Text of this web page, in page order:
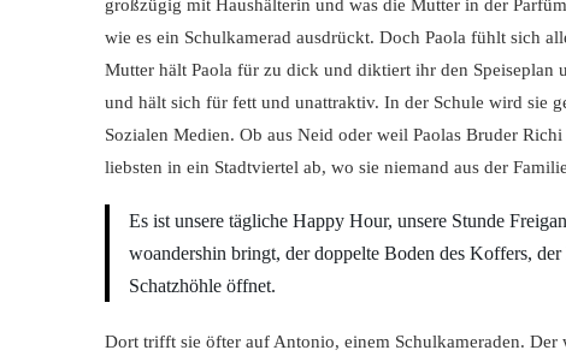
großzügig mit Haushälterin und was die Mutter in der
wie es ein Schulkamerad ausdrückt. Doch Paola fühlt sich
Mutter hält Paola für zu dick und diktiert ihr den Speiseplan
und hält sich für fett und unattraktiv. In der Schule wird sie
Sozialen Medien. Ob aus Neid oder weil Paolas Bruder
liebsten in ein Stadtviertel ab, wo sie niemand aus der
Es ist unsere tägliche Happy Hour, unsere Stunde
woandershin bringt, der doppelte Boden des Koffers,
Schatzhöhle öffnet.
Dort trifft sie öfter auf Antonio, einem Schulkameraden.